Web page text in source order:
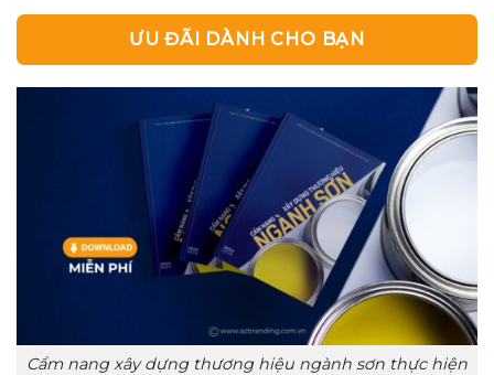
ƯU ĐÃI DÀNH CHO BẠN
Cẩm nang xây dựng thương hiệu ngành sơn thực hiện